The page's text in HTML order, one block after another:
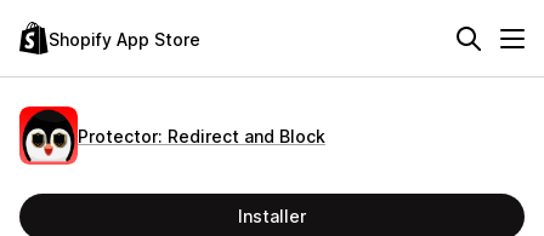
Shopify App Store
Protector: Redirect and Block
Installer